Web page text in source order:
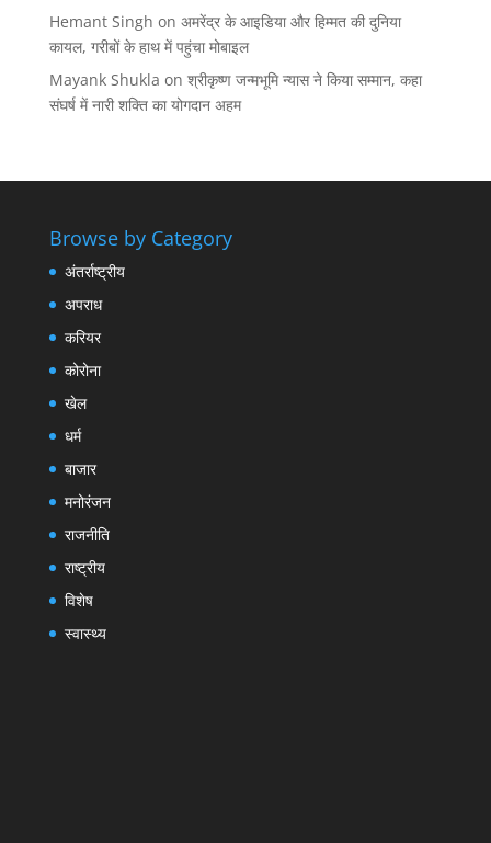
Hemant Singh on अमरेंद्र के आइडिया और हिम्मत की दुनिया
कायल, गरीबों के हाथ में पहुंचा मोबाइल
Mayank Shukla on श्रीकृष्ण जन्मभूमि न्यास ने किया सम्मान, कहा
संघर्ष में नारी शक्ति का योगदान अहम
Browse by Category
अंतर्राष्ट्रीय
अपराध
करियर
कोरोना
खेल
धर्म
बाजार
मनोरंजन
राजनीति
राष्ट्रीय
विशेष
स्वास्थ्य